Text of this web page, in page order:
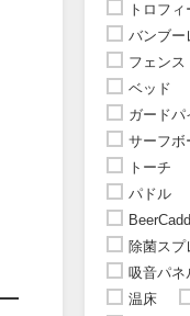
トロフィ
バンブー
フェンス
ベッド
ガードパ
サーフボ
トーチ
パドル
除菌スプ
吸音パネ
温床